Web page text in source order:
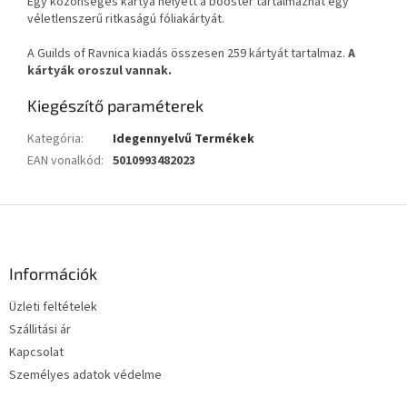
véletlenszerű ritkaságú fóliakártyát.
A Guilds of Ravnica kiadás összesen 259 kártyát tartalmaz. A
kártyák oroszul vannak.
Kiegészítő paraméterek
Kategória:
Idegennyelvű Termékek
EAN vonalkód: 5010993482023
Információk
Üzleti feltételek
Szállitási ár
Kapcsolat
Személyes adatok védelme